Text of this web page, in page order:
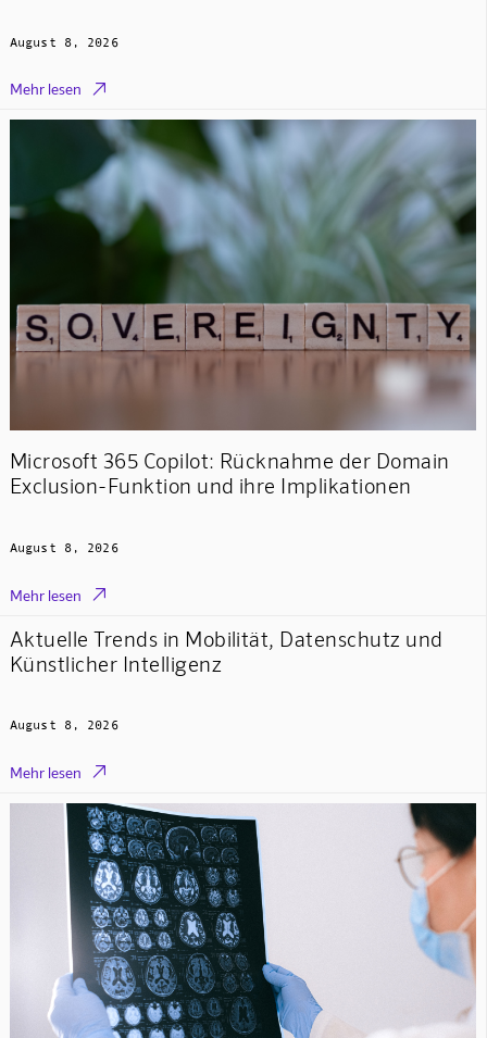
August 8, 2026
Mehr lesen 
Microsoft 365 Copilot: Rücknahme der Domain
Exclusion-Funktion und ihre Implikationen
August 8, 2026
Mehr lesen 
Aktuelle Trends in Mobilität, Datenschutz und
Künstlicher Intelligenz
August 8, 2026
Mehr lesen 